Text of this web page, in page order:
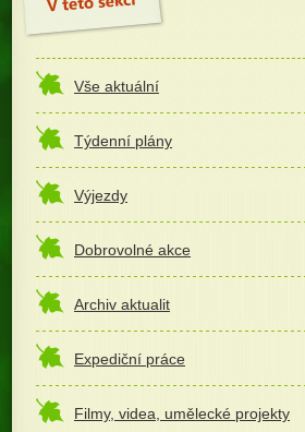
Vše aktuální
Týdenní plány
Výjezdy
Dobrovolné akce
Archiv aktualit
Expediční práce
Filmy, videa, umělecké projekty